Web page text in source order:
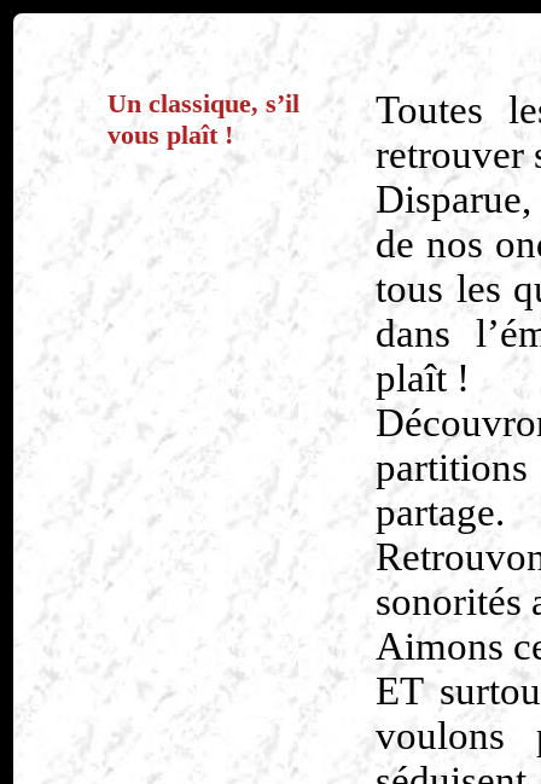
Un classique, s’il
vous plaît !
Toutes
retrouver
de nos
tous les
dans
plaît !
partitions
partage.
sonorités
Aimons
ET
voulons